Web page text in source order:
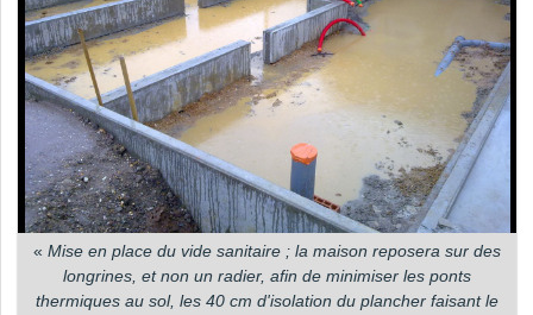
« Mise en place du vide sanitaire ; la maison reposera sur des
longrines, et non un radier, afin de minimiser les ponts
thermiques au sol, les 40 cm d'isolation du plancher faisant le